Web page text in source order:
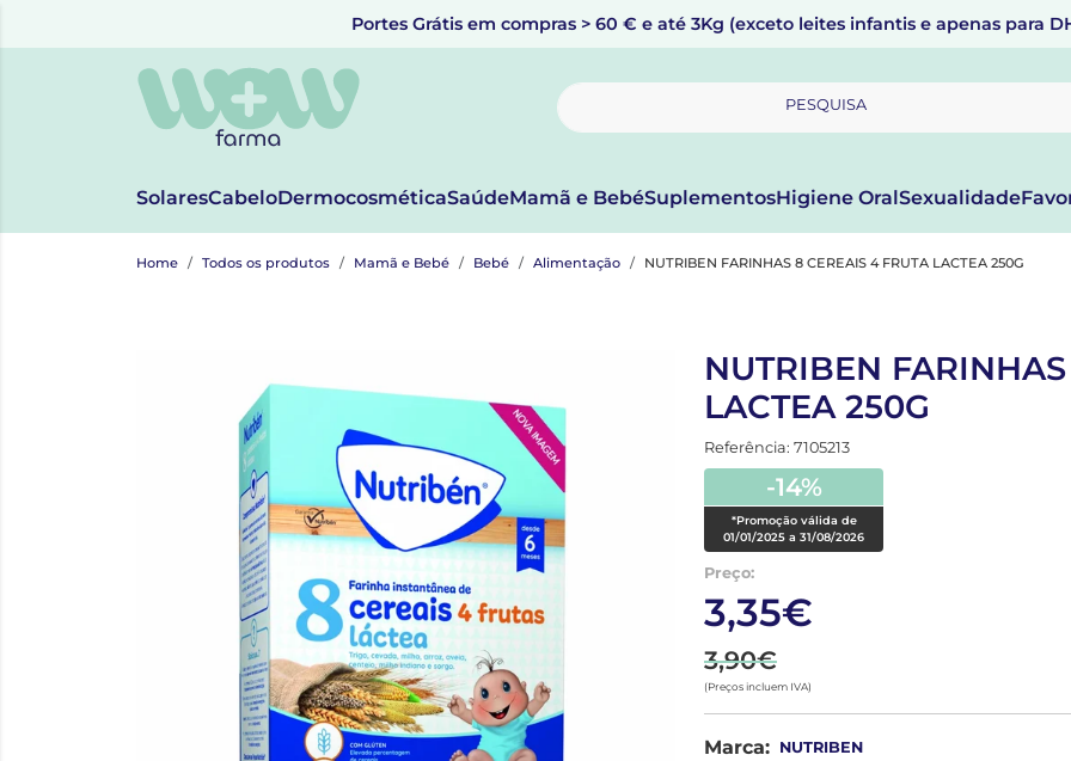
Portes Grátis em compras > 60 € e até 3Kg (exceto leites infantis e apenas para
PESQUISA
SolaresCabeloDermocosméticaSaúdeMamã e BebéSuplementosHigiene OralSexualidade
Home Todos os produtos Mamã e Bebé Bebé Alimentação NUTRIBEN FARINHAS 8 CEREAIS 4 FRUTA LACTEA 250G
NUTRIBEN
LACTEA 250G
Referência: 7105213
-14%
*Promoção válida de
01/01/2025 a 31/08/2026
Preço:
3,35€
3,90€
(Preços incluem IVA)
Marca: NUTRIBEN